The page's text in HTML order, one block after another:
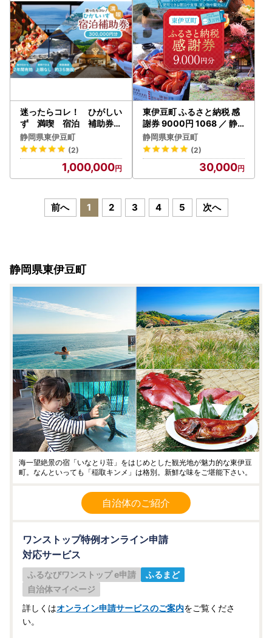
迷ったらコレ！ ひがしい
ず 満喫 宿泊 補助券
（30万円分）K001／静岡
県 東伊豆町
静岡県東伊豆町
(2)
1,000,000
東伊豆町 ふるさと納税 感
謝券 9000円 1068 ／ 静
岡県 旅行 宿泊 食事 観光
チケット クーポン 補助 リ
フォーム ホテル 動物園 海
鮮 みかん 金目鯛 稲取 熱川
ギフト 土産
静岡県東伊豆町
(2)
30,000
前へ 1 2 3 4 5 次へ
静岡県東伊豆町
海一望絶景の宿「いなとり荘」をはじめとした観光地が魅力的な東伊豆
町。なんといっても「稲取キンメ」は格別。新鮮な味をご堪能下さい。
自治体のご紹介
ワンストップ特例オンライン申請
対応サービス
ふるなびワンストップ e申請
ふるまど
自治体マイページ
詳しくはオンライン申請サービスのご案内をご覧くださ
い。